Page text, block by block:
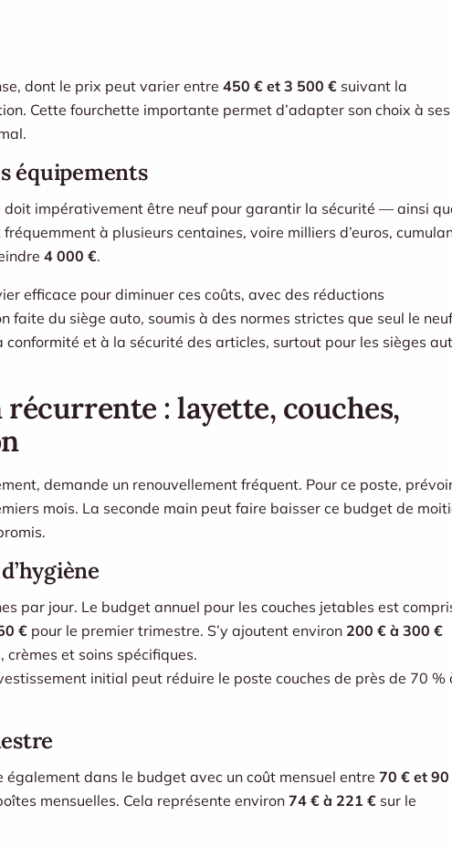
dont le prix peut varier entre 450 € et 3 500 € suivant la
Cette fourchette importante permet d’adapter son choix à ses
équipements
impérativement être neuf pour garantir la sécurité — ainsi
à plusieurs centaines, voire milliers d’euros,
4 000 €.
efficace pour diminuer ces coûts, avec des réductions
faite du siège auto, soumis à des normes strictes que seul le neuf
et à la sécurité des articles, surtout pour les sièges
: layette, couches,
demande un renouvellement fréquent. Pour ce poste,
mois. La seconde main peut faire baisser ce budget de
par jour. Le budget annuel pour les couches jetables est
€ pour le premier trimestre. S’y ajoutent environ 200 € à 300 €
crèmes et soins spécifiques.
initial peut réduire le poste couches de près de 70 %
dans le budget avec un coût mensuel entre 70 € et 90
mensuelles. Cela représente environ 74 € à 221 € sur le